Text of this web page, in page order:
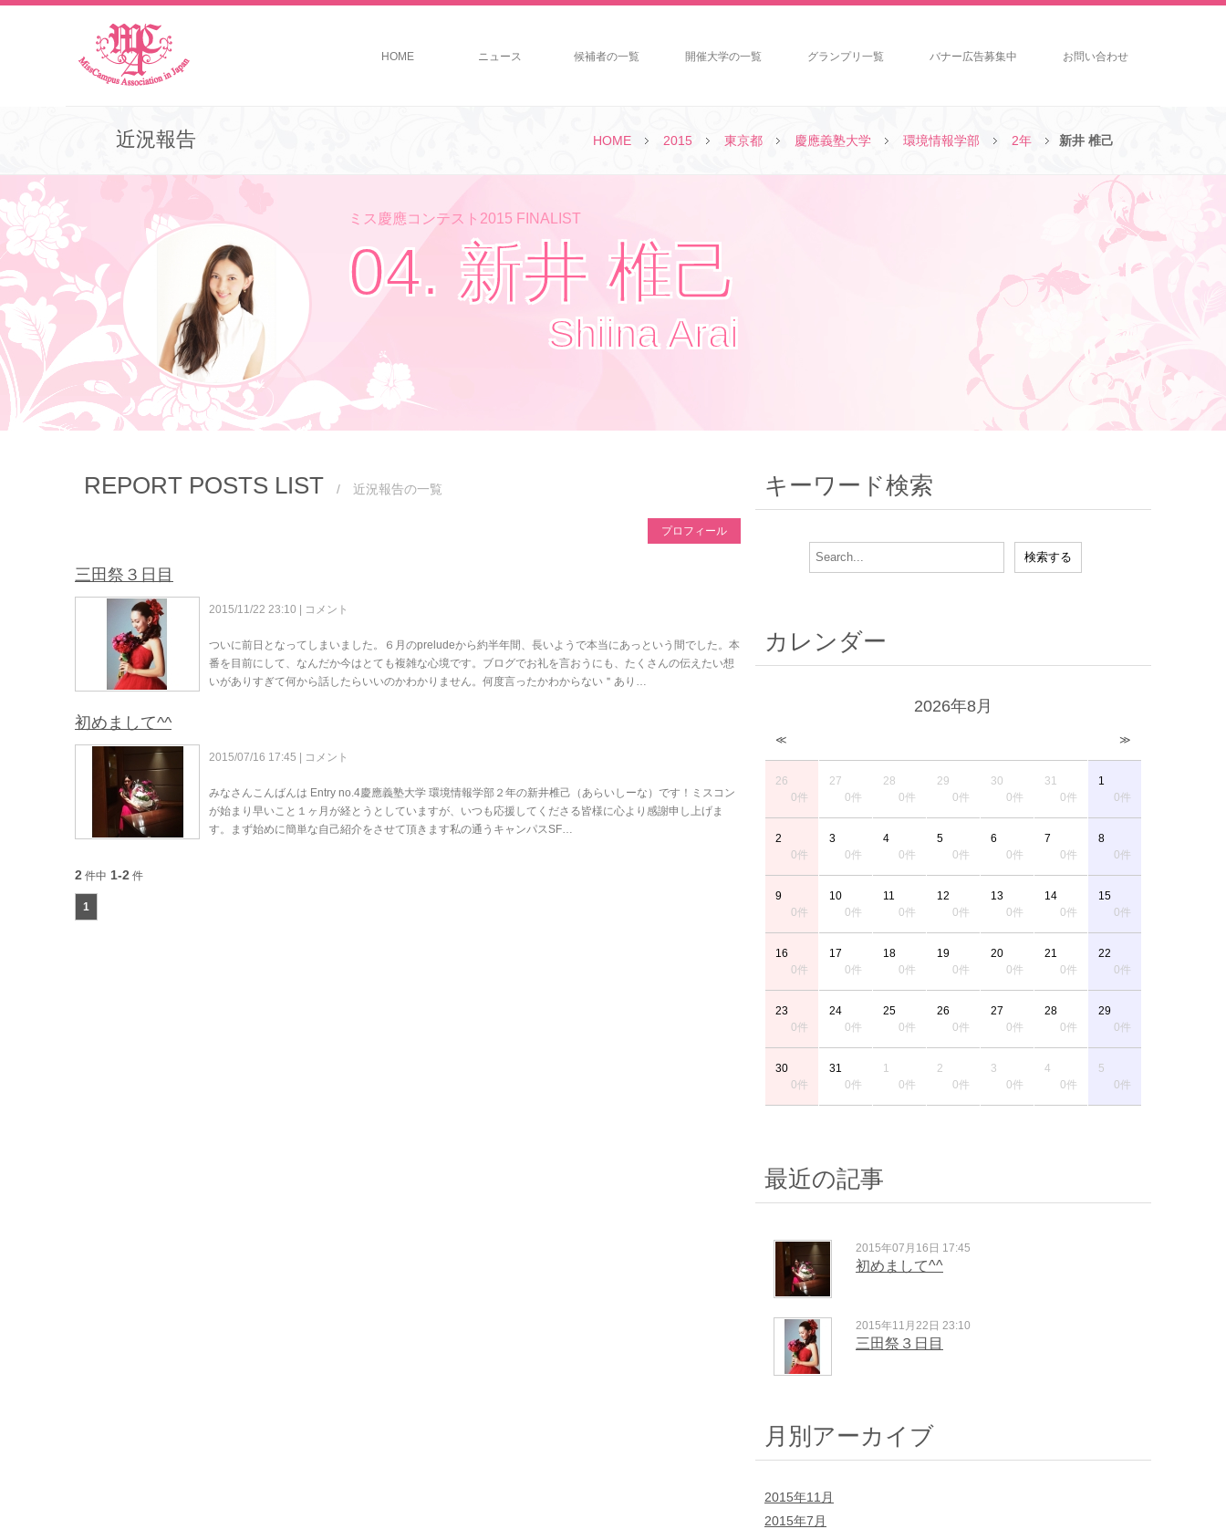
HOME ニュース 候補者の一覧 開催大学の一覧 グランプリ一覧 バナー広告募集中 お問い合わせ
HOME 2015 東京都 慶應義塾大学 環境情報学部 2年 新井 椎己
近況報告
ミス慶應コンテスト2015 FINALIST
04. 新井 椎己
Shiina Arai
REPORT POSTS LIST / 近況報告の一覧
プロフィール
三田祭３日目
2015/11/22 23:10 | コメント
ついに前日となってしまいました。６月のpreludeから約半年間、長いようで本当にあっという間でした。本
番を目前にして、なんだか今はとても複雑な心境です。ブログでお礼を言おうにも、たくさんの伝えたい想
いがありすぎて何から話したらいいのかわかりません。何度言ったかわからない＂あり…
初めまして^^
2015/07/16 17:45 | コメント
みなさんこんばんは Entry no.4慶應義塾大学 環境情報学部２年の新井椎己（あらいしーな）です！ミスコン
が始まり早いこと１ヶ月が経とうとしていますが、いつも応援してくださる皆様に心より感謝申し上げま
す。まず始めに簡単な自己紹介をさせて頂きます私の通うキャンパスSF…
2 件中 1-2 件
1
キーワード検索
カレンダー
2026年8月
≪ ≫
26
0件
27
0件
28
0件
29
0件
30
0件
31
0件
1
0件
2
0件
3
0件
4
0件
5
0件
6
0件
7
0件
8
0件
9
0件
10
0件
11
0件
12
0件
13
0件
14
0件
15
0件
16
0件
17
0件
18
0件
19
0件
20
0件
21
0件
22
0件
23
0件
24
0件
25
0件
26
0件
27
0件
28
0件
29
0件
30
0件
31
0件
1
0件
2
0件
3
0件
4
0件
5
0件
最近の記事
初めまして^^
2015年07月16日 17:45
三田祭３日目
2015年11月22日 23:10
月別アーカイブ
2015年11月
2015年7月